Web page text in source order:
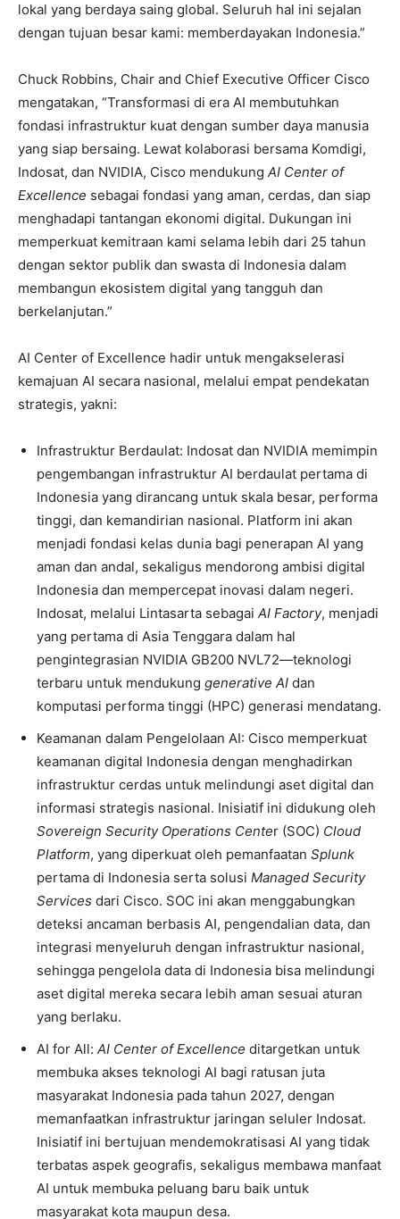
lokal yang berdaya saing global. Seluruh hal ini sejalan
dengan tujuan besar kami: memberdayakan Indonesia.”
Chuck Robbins, Chair and Chief Executive Officer Cisco
mengatakan, “Transformasi di era AI membutuhkan
fondasi infrastruktur kuat dengan sumber daya manusia
yang siap bersaing. Lewat kolaborasi bersama Komdigi,
Indosat, dan NVIDIA, Cisco mendukung AI Center of
Excellence sebagai fondasi yang aman, cerdas, dan siap
menghadapi tantangan ekonomi digital. Dukungan ini
memperkuat kemitraan kami selama lebih dari 25 tahun
dengan sektor publik dan swasta di Indonesia dalam
membangun ekosistem digital yang tangguh dan
berkelanjutan.”
AI Center of Excellence hadir untuk mengakselerasi
kemajuan AI secara nasional, melalui empat pendekatan
strategis, yakni:
Infrastruktur Berdaulat: Indosat dan NVIDIA memimpin
pengembangan infrastruktur AI berdaulat pertama di
Indonesia yang dirancang untuk skala besar, performa
tinggi, dan kemandirian nasional. Platform ini akan
menjadi fondasi kelas dunia bagi penerapan AI yang
aman dan andal, sekaligus mendorong ambisi digital
Indonesia dan mempercepat inovasi dalam negeri.
Indosat, melalui Lintasarta sebagai AI Factory, menjadi
yang pertama di Asia Tenggara dalam hal
pengintegrasian NVIDIA GB200 NVL72—teknologi
terbaru untuk mendukung generative AI dan
komputasi performa tinggi (HPC) generasi mendatang.
Keamanan dalam Pengelolaan AI: Cisco memperkuat
keamanan digital Indonesia dengan menghadirkan
infrastruktur cerdas untuk melindungi aset digital dan
informasi strategis nasional. Inisiatif ini didukung oleh
Sovereign Security Operations Center (SOC) Cloud
Platform, yang diperkuat oleh pemanfaatan Splunk
pertama di Indonesia serta solusi Managed Security
Services dari Cisco. SOC ini akan menggabungkan
deteksi ancaman berbasis AI, pengendalian data, dan
integrasi menyeluruh dengan infrastruktur nasional,
sehingga pengelola data di Indonesia bisa melindungi
aset digital mereka secara lebih aman sesuai aturan
yang berlaku.
AI for All: AI Center of Excellence ditargetkan untuk
membuka akses teknologi AI bagi ratusan juta
masyarakat Indonesia pada tahun 2027, dengan
memanfaatkan infrastruktur jaringan seluler Indosat.
Inisiatif ini bertujuan mendemokratisasi AI yang tidak
terbatas aspek geografis, sekaligus membawa manfaat
AI untuk membuka peluang baru baik untuk
masyarakat kota maupun desa.